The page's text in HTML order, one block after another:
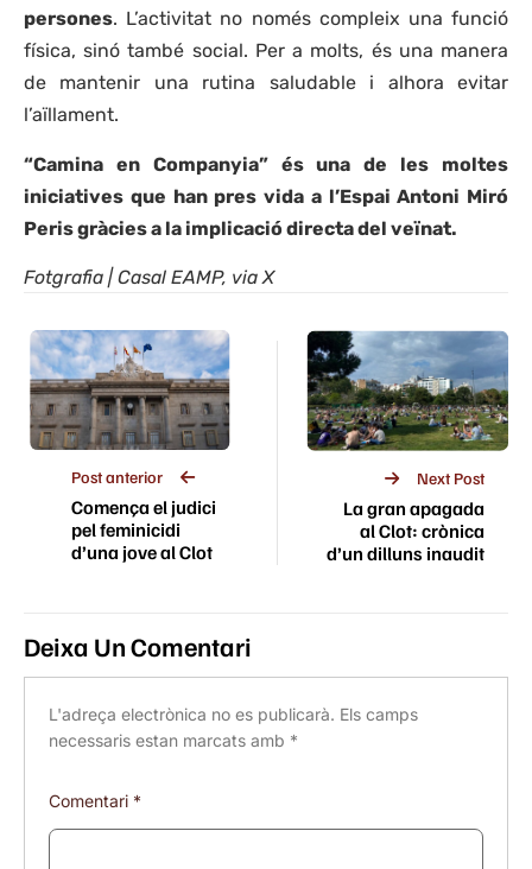
persones. L’activitat no només compleix una funció
física, sinó també social. Per a molts, és una manera
de mantenir una rutina saludable i alhora evitar
l’aïllament.
“Camina en Companyia” és una de les moltes
iniciatives que han pres vida a l’Espai Antoni Miró
Peris gràcies a la implicació directa del veïnat.
Fotgrafia | Casal EAMP, via X
Post anterior
Comença el judici
pel feminicidi
d’una jove al Clot
Next Post
La gran apagada
al Clot: crònica
d’un dilluns inaudit
Deixa Un Comentari
L'adreça electrònica no es publicarà. Els camps
necessaris estan marcats amb *
Comentari *